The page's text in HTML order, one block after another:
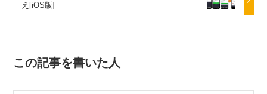
え[iOS版]
この記事を書いた人